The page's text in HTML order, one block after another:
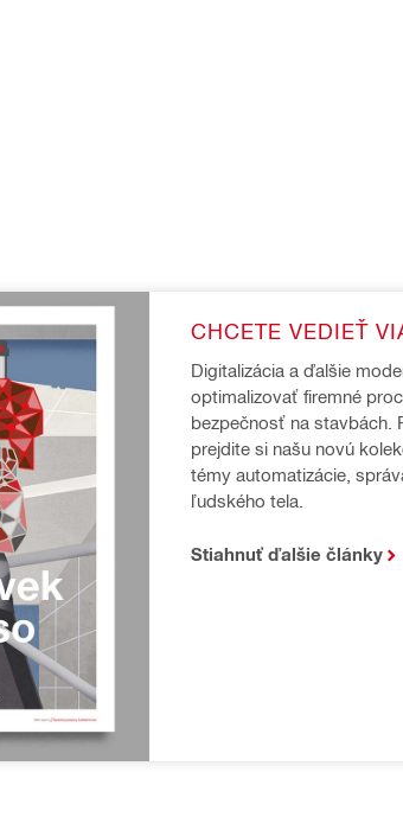
CHCETE VEDIEŤ
Digitalizácia a ďalšie
optimalizovať firemné
bezpečnosť na stavbách.
prejdite si našu novú
témy automatizácie,
ľudského tela.
Stiahnuť ďalšie články